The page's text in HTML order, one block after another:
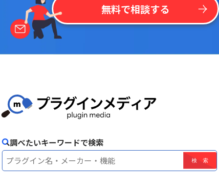
無料で相談する
調べたいキーワードで検索